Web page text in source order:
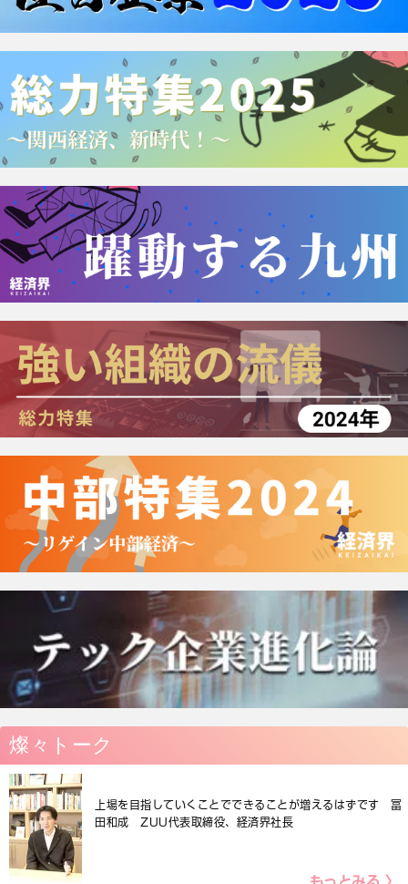
燦々トーク
上場を目指していくことでできることが増えるはずです 冨
田和成 ZUU代表取締役、経済界社長